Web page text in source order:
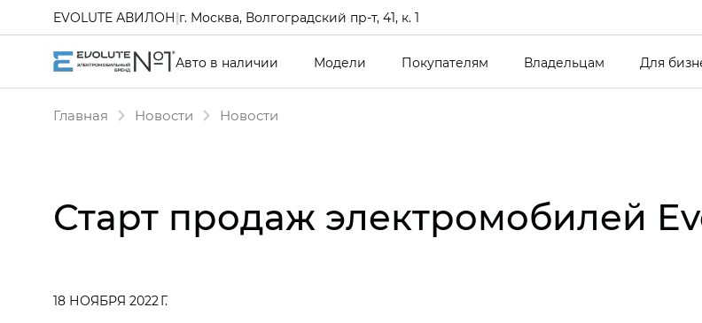
EVOLUTE АВИЛОН|г. Москва, Волгоградский пр-т, 41, к. 1
Авто в наличии Модели Покупателям Владельцам Для
Главная Новости Новости
Старт продаж электромобилей
18 НОЯБРЯ 2022 Г.